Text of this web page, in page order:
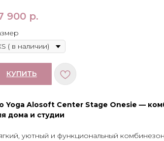
900 р.
КУПИТЬ
Yoga Alosoft Center Stage Onesie —
дома и студии
уютный и функциональный